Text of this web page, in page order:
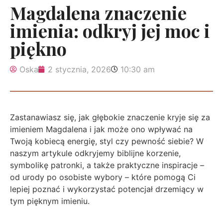
Magdalena znaczenie
imienia: odkryj jej moc i
piękno
Oska 2 stycznia, 2026 10:30 am
Zastanawiasz się, jak głębokie znaczenie kryje się za
imieniem Magdalena i jak może ono wpływać na
Twoją kobiecą energię, styl czy pewność siebie? W
naszym artykule odkryjemy biblijne korzenie,
symbolikę patronki, a także praktyczne inspiracje –
od urody po osobiste wybory – które pomogą Ci
lepiej poznać i wykorzystać potencjał drzemiący w
tym pięknym imieniu.